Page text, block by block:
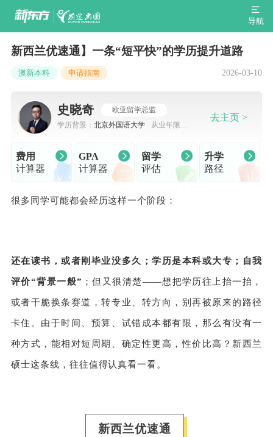
导航
新西兰优速通】一条“短平快”的学历提升道路
澳新本科 申请指南 2026-03-10
史晓奇
欧亚留学总监
学历背景： 北京外国语大学
从业年限：
去主页 >
费用
计算器
GPA
计算器
留学
评估
升学
路径
很多同学可能都会经历这样一个阶段：
还在读书，或者刚毕业没多久；学历是本科或大专；自我
评价“背景一般” ；但又很清楚——想把学历往上抬一抬，
或者干脆换条赛道，转专业、转方向，别再被原来的路径
卡住。由于时间、预算、试错成本都有限，那么有没有一
种方式，能相对短周期、确定性更高，性价比高？新西兰
硕士这条线，往往值得认真看一看。
新西兰优速通